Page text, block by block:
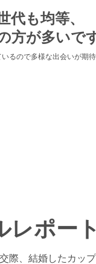
代も均等、
方が多いで
るので多様な出会いが期待
レポート
際、結婚したカッ